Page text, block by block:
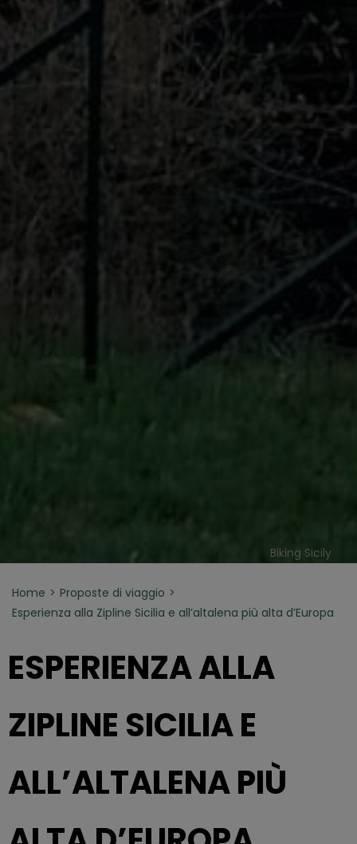
Biking Sicily
Home
Proposte di viaggio
Esperienza alla Zipline Sicilia e all’altalena più alta d’Europa
ESPERIENZA ALLA
ZIPLINE SICILIA E
ALL’ALTALENA PIÙ